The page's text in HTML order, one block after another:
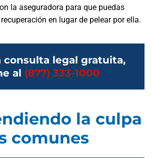
la aseguradora para que puedas
en lugar de pelear por ella.
consulta legal gratuita,
al (877) 333-1000
la culpa
comunes